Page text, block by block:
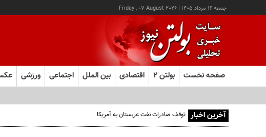
جمعه ۱۶ مرداد ۱۴۰۵ |
Friday , 07 August 2026
صفحه نخست بولتن ۲ اقتصادی بین الملل اجتماعی ورزشی
آخرین اخبار توقف صادرات نفت عربستان به آمریکا